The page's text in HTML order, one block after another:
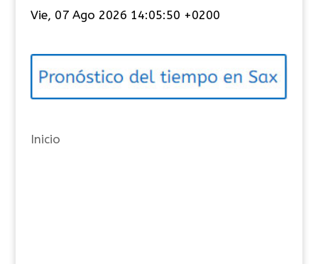
e
o
í
s
Vie, 07 Ago 2026 14:05:51 +0200
Inicio